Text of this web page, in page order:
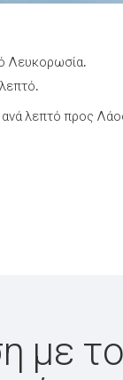
Λευκορωσία.
λεπτό προς
με